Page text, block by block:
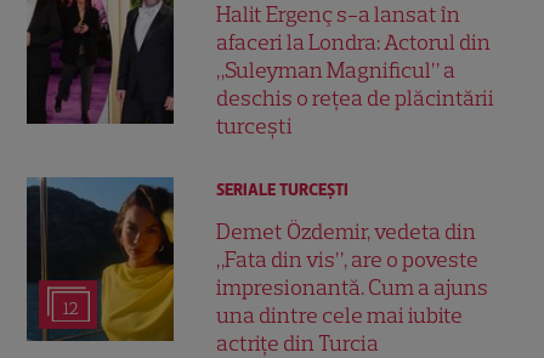
Halit Ergenç s-a lansat în
afaceri la Londra: Actorul din
„Suleyman Magnificul” a
deschis o rețea de plăcintării
turcești
12
SERIALE TURCEŞTI
Demet Özdemir, vedeta din
„Fata din vis”, are o poveste
impresionantă. Cum a ajuns
una dintre cele mai iubite
actrițe din Turcia